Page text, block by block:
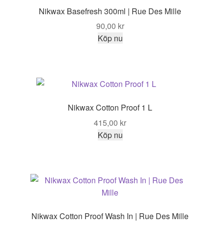
Nikwax Basefresh 300ml | Rue Des Mille
90,00 kr
Köp nu
Nikwax Cotton Proof 1 L
415,00 kr
Köp nu
Nikwax Cotton Proof Wash In | Rue Des Mille